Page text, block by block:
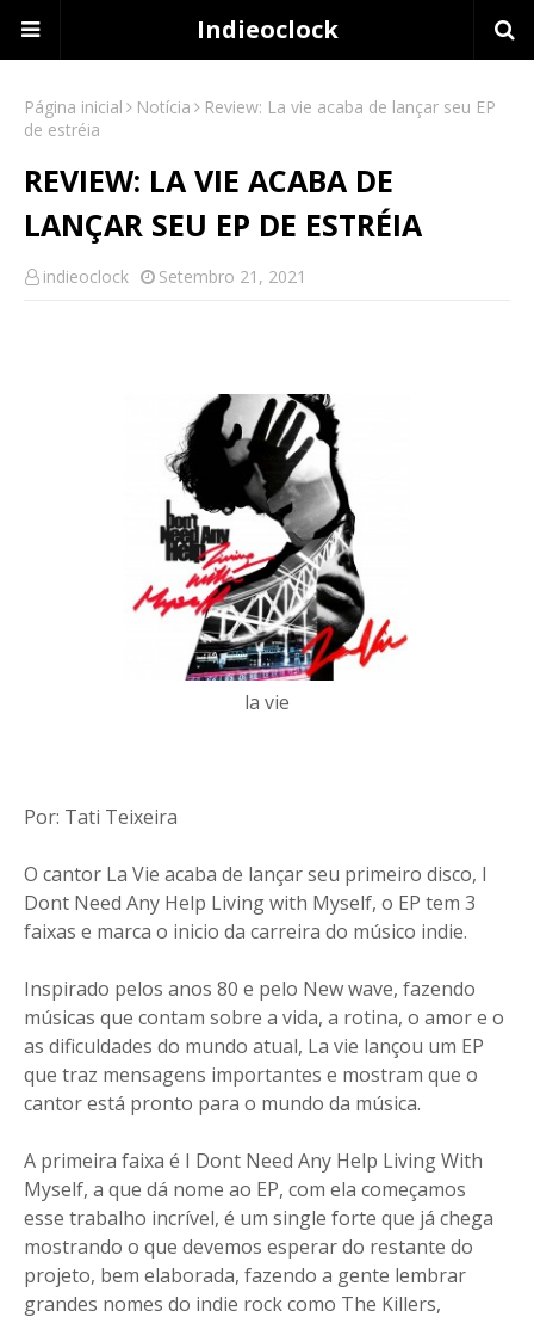
Indieoclock
Página inicial Notícia
Review: La vie acaba de lançar seu EP
de estréia
REVIEW: LA VIE ACABA DE
LANÇAR SEU EP DE ESTRÉIA
indieoclock Setembro 21, 2021
la vie
Por: Tati Teixeira
O cantor La Vie acaba de lançar seu primeiro disco, I
Dont Need Any Help Living with Myself, o EP tem 3
faixas e marca o inicio da carreira do músico indie.
Inspirado pelos anos 80 e pelo New wave, fazendo
músicas que contam sobre a vida, a rotina, o amor e o
as dificuldades do mundo atual, La vie lançou um EP
que traz mensagens importantes e mostram que o
cantor está pronto para o mundo da música.
A primeira faixa é I Dont Need Any Help Living With
Myself, a que dá nome ao EP, com ela começamos
esse trabalho incrível, é um single forte que já chega
mostrando o que devemos esperar do restante do
projeto, bem elaborada, fazendo a gente lembrar
grandes nomes do indie rock como The Killers,